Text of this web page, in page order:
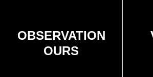
OBSERVATION
OURS